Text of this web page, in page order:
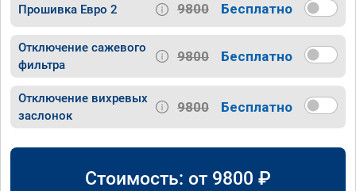
Прошивка Евро 2 9800 Бесплатно
Отключение сажевого
фильтра
9800 Бесплатно
Отключение вихревых
заслонок
9800 Бесплатно
Стоимость: от 9800 ₽